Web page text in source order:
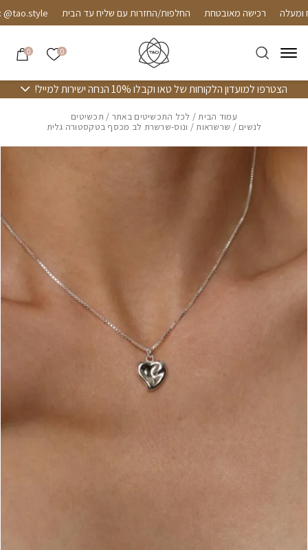
Skip to Contentרכישה מאובטחת החלפות/החזרות עם שליח עד הבית
0 הרשימה
0
הצטרפו למועדון הלקוחות של טאו וקבלו 10% הנחה ישירות למייל!
עמוד הבית/ לכל התכשיטים באתר / תכשיטים
לנשים / שרשראות/ ונוס-שרשרת לב מכסף בטקסטורה גלית
בחזרה למעלה